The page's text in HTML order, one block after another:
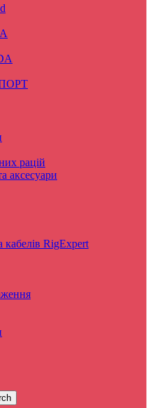
рацій
аксесуари
кабелів RigExpert